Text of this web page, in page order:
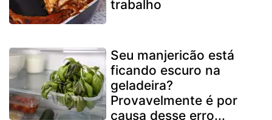
trabalho
Seu manjericão está
ficando escuro na
geladeira?
Provavelmente é por
causa desse erro...